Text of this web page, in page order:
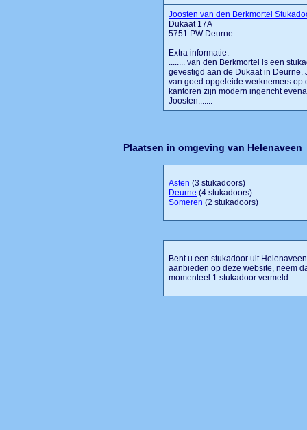
Joosten van den Berkmortel
Dukaat 17A
5751 PW Deurne
Extra informatie:
........ van den Berkmortel is een
gevestigd aan de Dukaat in Deurne.
van goed opgeleide werknemers op
kantoren zijn modern ingericht
Joosten.......
Plaatsen in omgeving van Helenaveen
Asten (3 stukadoors)
Deurne (4 stukadoors)
Someren (2 stukadoors)
Bent u een stukadoor uit
aanbieden op deze website, neem
momenteel 1 stukadoor vermeld.